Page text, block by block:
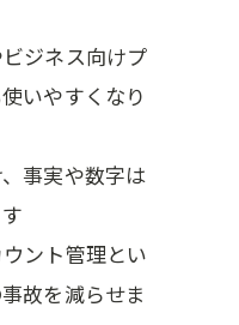
ジネス向けプ
いやすくなり
事実や数字は
ント管理とい
故を減らせま